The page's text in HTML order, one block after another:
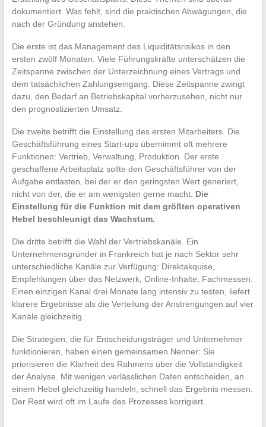
dokumentiert. Was fehlt, sind die praktischen Abwägungen, die
nach der Gründung anstehen.
Die erste ist das Management des Liquiditätsrisikos in den
ersten zwölf Monaten. Viele Führungskräfte unterschätzen die
Zeitspanne zwischen der Unterzeichnung eines Vertrags und
dem tatsächlichen Zahlungseingang. Diese Zeitspanne zwingt
dazu, den Bedarf an Betriebskapital vorherzusehen, nicht nur
den prognostizierten Umsatz.
Die zweite betrifft die Einstellung des ersten Mitarbeiters. Die
Geschäftsführung eines Start-ups übernimmt oft mehrere
Funktionen: Vertrieb, Verwaltung, Produktion. Der erste
geschaffene Arbeitsplatz sollte den Geschäftsführer von der
Aufgabe entlasten, bei der er den geringsten Wert generiert,
nicht von der, die er am wenigsten gerne macht. Die
Einstellung für die Funktion mit dem größten operativen
Hebel beschleunigt das Wachstum.
Die dritte betrifft die Wahl der Vertriebskanäle. Ein
Unternehmensgründer in Frankreich hat je nach Sektor sehr
unterschiedliche Kanäle zur Verfügung: Direktakquise,
Empfehlungen über das Netzwerk, Online-Inhalte, Fachmessen.
Einen einzigen Kanal drei Monate lang intensiv zu testen, liefert
klarere Ergebnisse als die Verteilung der Anstrengungen auf vier
Kanäle gleichzeitig.
Die Strategien, die für Entscheidungsträger und Unternehmer
funktionieren, haben einen gemeinsamen Nenner: Sie
priorisieren die Klarheit des Rahmens über die Vollständigkeit
der Analyse. Mit wenigen verlässlichen Daten entscheiden, an
einem Hebel gleichzeitig handeln, schnell das Ergebnis messen.
Der Rest wird oft im Laufe des Prozesses korrigiert.